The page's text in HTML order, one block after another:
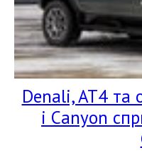
Denali, AT4 та
і Canyon